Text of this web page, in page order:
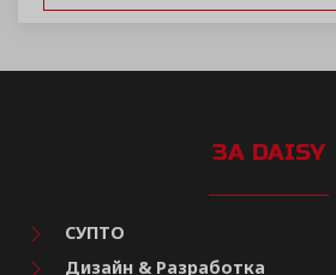
ЗА DAISY
СУПТО
Дизайн & Разработка